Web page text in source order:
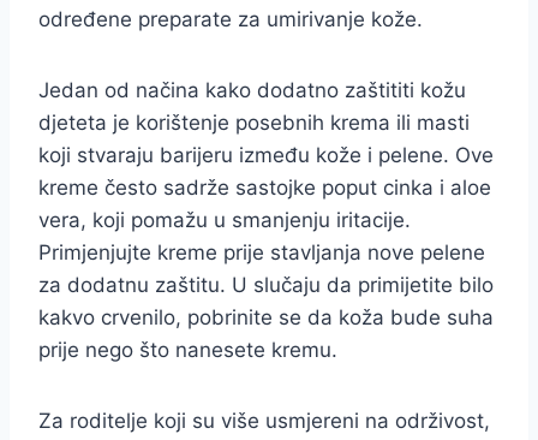
određene preparate za umirivanje kože.
Jedan od načina kako dodatno zaštititi kožu
djeteta je korištenje posebnih krema ili masti
koji stvaraju barijeru između kože i pelene. Ove
kreme često sadrže sastojke poput cinka i aloe
vera, koji pomažu u smanjenju iritacije.
Primjenjujte kreme prije stavljanja nove pelene
za dodatnu zaštitu. U slučaju da primijetite bilo
kakvo crvenilo, pobrinite se da koža bude suha
prije nego što nanesete kremu.
Za roditelje koji su više usmjereni na održivost,